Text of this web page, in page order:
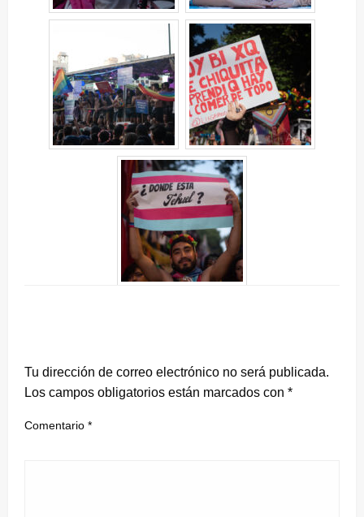
Tu dirección de correo electrónico no será publicada.
Los campos obligatorios están marcados con *
Comentario *